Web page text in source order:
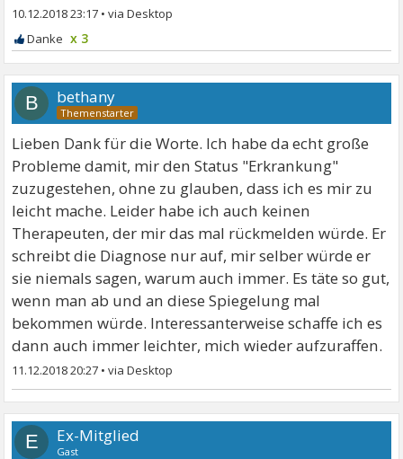
10.12.2018 23:17 •
x 3
B bethany
Lieben Dank für die Worte. Ich habe da echt große
Probleme damit, mir den Status "Erkrankung"
zuzugestehen, ohne zu glauben, dass ich es mir zu
leicht mache. Leider habe ich auch keinen
Therapeuten, der mir das mal rückmelden würde. Er
schreibt die Diagnose nur auf, mir selber würde er
sie niemals sagen, warum auch immer. Es täte so gut,
wenn man ab und an diese Spiegelung mal
bekommen würde. Interessanterweise schaffe ich es
dann auch immer leichter, mich wieder aufzuraffen.
11.12.2018 20:27 •
E Ex-Mitglied
Gast